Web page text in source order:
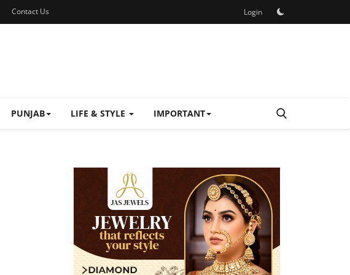
Contact Us Login
PUNJAB LIFE & STYLE IMPORTANT